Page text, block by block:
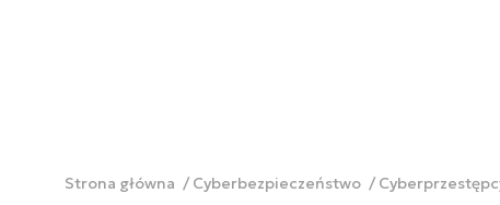
Strona główna Cyberbezpieczeństwo